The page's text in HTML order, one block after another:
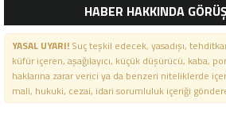
HABER HAKKINDA
YASAL UYARI!Suç teşkil edecek, yasadışı,
küfür içeren, aşağılayıcı, küçük düşürücü, kaba,
haklarına zarar verici ya da benzeri niteliklerde
mali, hukuki, cezai, idari sorumluluk içeriği